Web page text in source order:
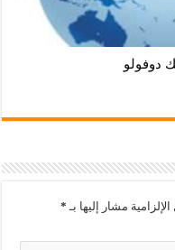
دوفولو
مشار إليها بـ *